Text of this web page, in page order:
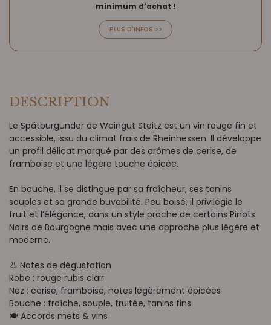
minimum d'achat !
PLUS D'INFOS >>
DESCRIPTION
Le Spätburgunder de Weingut Steitz est un vin rouge fin et
accessible, issu du climat frais de Rheinhessen. Il développe
un profil délicat marqué par des arômes de cerise, de
framboise et une légère touche épicée.
En bouche, il se distingue par sa fraîcheur, ses tanins
souples et sa grande buvabilité. Peu boisé, il privilégie le
fruit et l’élégance, dans un style proche de certains Pinots
Noirs de Bourgogne mais avec une approche plus légère et
moderne.
👃 Notes de dégustation
Robe : rouge rubis clair
Nez : cerise, framboise, notes légèrement épicées
Bouche : fraîche, souple, fruitée, tanins fins
🍽️ Accords mets & vins